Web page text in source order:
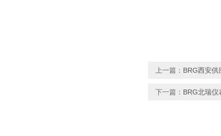
上一篇： BRG西安供
下一篇： BRG北瑞仪